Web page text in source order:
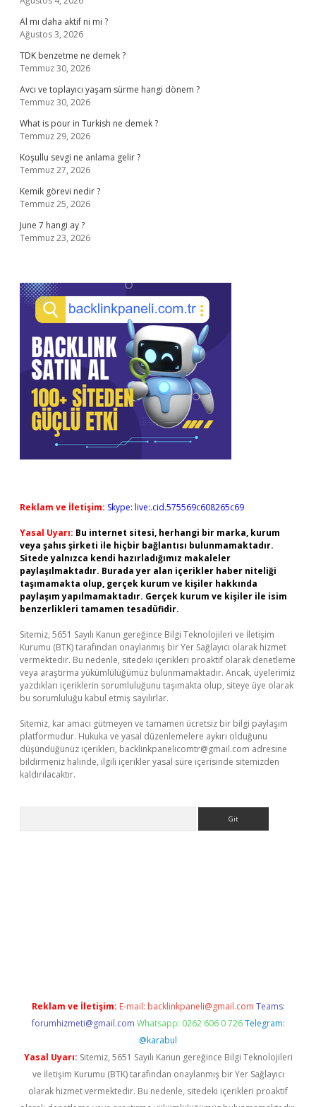
Al mı daha aktif ni mi ?
Ağustos 3, 2026
TDK benzetme ne demek ?
Temmuz 30, 2026
Avcı ve toplayıcı yaşam sürme hangi dönem ?
Temmuz 30, 2026
What is pour in Turkish ne demek ?
Temmuz 29, 2026
Koşullu sevgi ne anlama gelir ?
Temmuz 27, 2026
Kemik görevi nedir ?
Temmuz 25, 2026
June 7 hangi ay ?
Temmuz 23, 2026
Reklam ve İletişim: Skype: live:.cid.575569c608265c69
Yasal Uyarı: Bu internet sitesi, herhangi bir marka, kurum
veya şahıs şirketi ile hiçbir bağlantısı bulunmamaktadır.
Sitede yalnızca kendi hazırladığımız makaleler
paylaşılmaktadır. Burada yer alan içerikler haber niteliği
taşımamakta olup, gerçek kurum ve kişiler hakkında
paylaşım yapılmamaktadır. Gerçek kurum ve kişiler ile isim
benzerlikleri tamamen tesadüfidir.
Sitemiz, 5651 Sayılı Kanun gereğince Bilgi Teknolojileri ve İletişim
Kurumu (BTK) tarafından onaylanmış bir Yer Sağlayıcı olarak hizmet
vermektedir. Bu nedenle, sitedeki içerikleri proaktif olarak denetleme
veya araştırma yükümlülüğümüz bulunmamaktadır. Ancak, üyelerimiz
yazdıkları içeriklerin sorumluluğunu taşımakta olup, siteye üye olarak
bu sorumluluğu kabul etmiş sayılırlar.
Sitemiz, kar amacı gütmeyen ve tamamen ücretsiz bir bilgi paylaşım
platformudur. Hukuka ve yasal düzenlemelere aykırı olduğunu
düşündüğünüz içerikleri, backlinkpanelicomtr@gmail.com adresine
bildirmeniz halinde, ilgili içerikler yasal süre içerisinde sitemizden
kaldırılacaktır.
Reklam ve İletişim: E-mail: backlinkpaneli@gmail.com Teams:
forumhizmeti@gmail.com Whatsapp: 0262 606 0 726 Telegram:
@karabul
Yasal Uyarı: Sitemiz, 5651 Sayılı Kanun gereğince Bilgi Teknolojileri
ve İletişim Kurumu (BTK) tarafından onaylanmış bir Yer Sağlayıcı
olarak hizmet vermektedir. Bu nedenle, sitedeki içerikleri proaktif